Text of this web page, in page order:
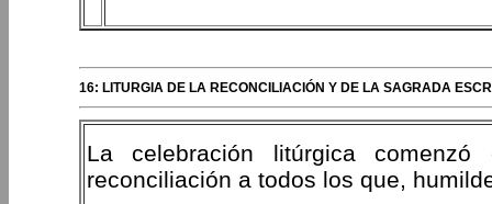
16: LITURGIA DE LA RECONCILIACIÓN Y DE LA SAGRADA
La celebración litúrgica
reconciliación a todos los que,